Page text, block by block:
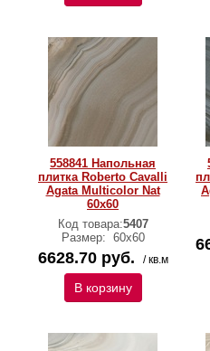
558841 Напольная
плитка Roberto Cavalli
Agata Multicolor Nat
60x60
Код товара:5407
Размер: 60х60
6628.70 руб. / кв.м
В корзину